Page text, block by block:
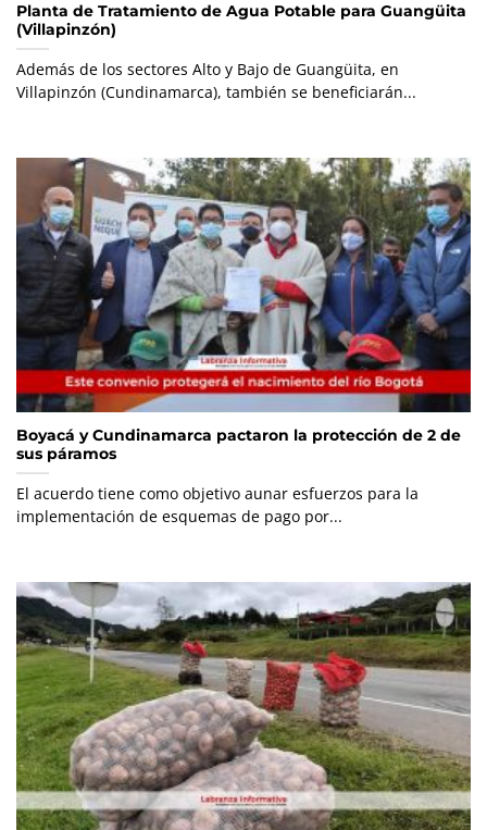
Planta de Tratamiento de Agua Potable para Guangüita
(Villapinzón)
Además de los sectores Alto y Bajo de Guangüita, en
Villapinzón (Cundinamarca), también se beneficiarán...
Boyacá y Cundinamarca pactaron la protección de 2 de
sus páramos
El acuerdo tiene como objetivo aunar esfuerzos para la
implementación de esquemas de pago por...